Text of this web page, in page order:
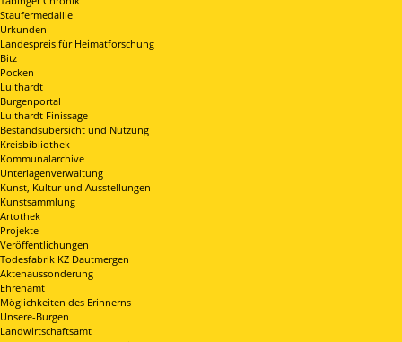
Staufermedaille
Urkunden
Landespreis für Heimatforschung
Bitz
Pocken
Luithardt
Burgenportal
Luithardt Finissage
Bestandsübersicht und Nutzung
Kreisbibliothek
Kommunalarchive
Unterlagenverwaltung
Kunst, Kultur und Ausstellungen
Kunstsammlung
Artothek
Projekte
Veröffentlichungen
Todesfabrik KZ Dautmergen
Aktenaussonderung
Ehrenamt
Möglichkeiten des Erinnerns
Unsere-Burgen
Landwirtschaftsamt